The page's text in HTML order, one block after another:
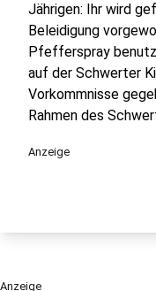
Jährigen: Ihr wird
Beleidigung
Pfefferspray
auf der Schwerter
Vorkommnisse
Rahmen des
Anzeige
Anzeige